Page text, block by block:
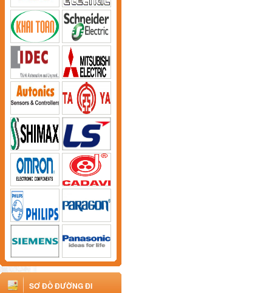
SƠ ĐỒ ĐƯỜNG ĐI